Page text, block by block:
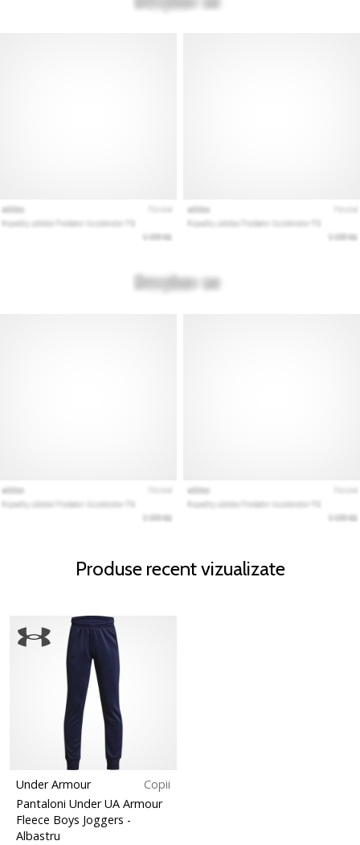
Produse recent vizualizate
Under Armour
Copii
Pantaloni Under UA Armour
Fleece Boys Joggers -
Albastru